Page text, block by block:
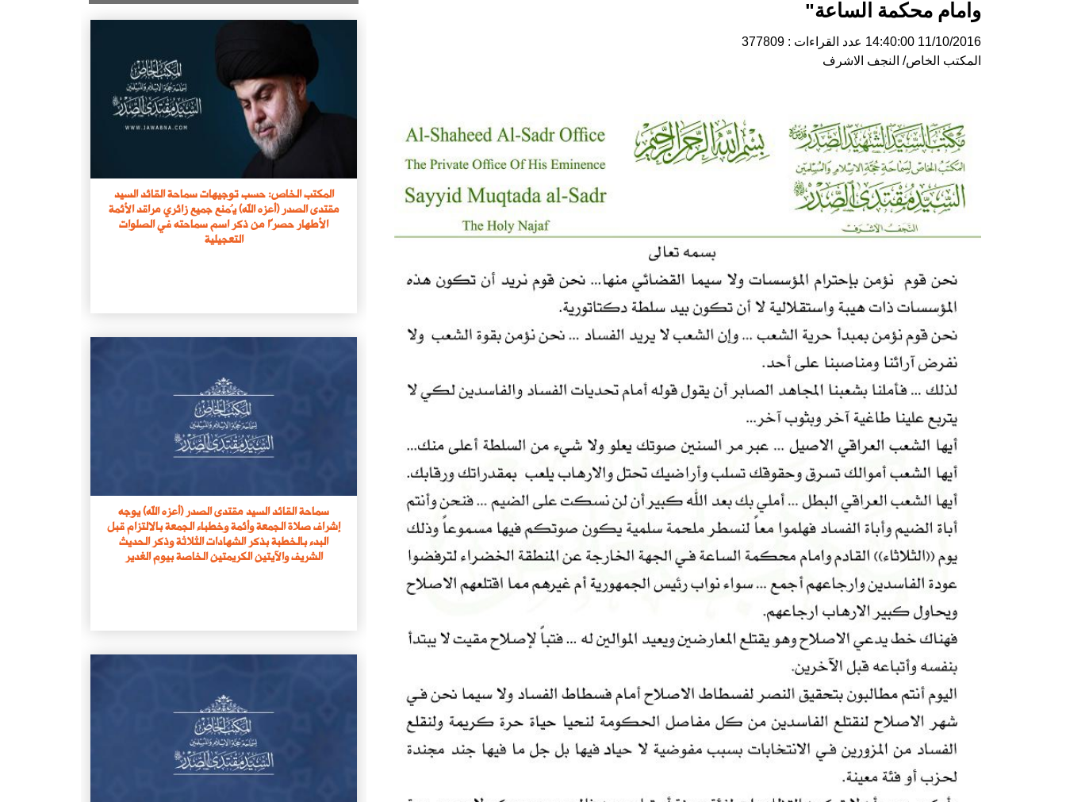
وامام محكمة الساعة"
11/10/2016 14:40:00
عدد القراءات : 377809
المكتب الخاص/ النجف الاشرف
المكتب الخاص: حسب توجيهات سماحة القائد السيد
مقتدى الصدر (أعزه الله) يُمنع جميع زائري مراقد الأئمة
الأطهار حصرًا من ذكر اسم سماحته في الصلوات
التعجيلية
سماحة القائد السيد مقتدى الصدر (أعزه الله) يوجه
إشراف صلاة الجمعة وأئمة وخطباء الجمعة بالالتزام قبل
البدء بالخطبة بذكر الشهادات الثلاثة وذكر الحديث
الشريف والآيتين الكريمتين الخاصة بيوم الغدير